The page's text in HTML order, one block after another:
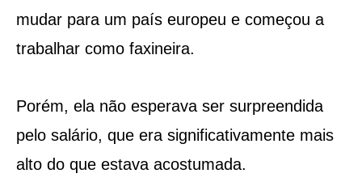
mudar para um país europeu e começou a
trabalhar como faxineira.
Porém, ela não esperava ser surpreendida
pelo salário, que era significativamente mais
alto do que estava acostumada.